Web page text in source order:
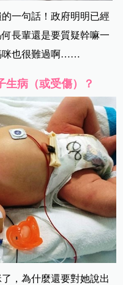
一句話！政府明明已經
長輩還是要質疑幹嘛一
咪也很難過啊……
生病（或受傷）？
，為什麼還要對她說出